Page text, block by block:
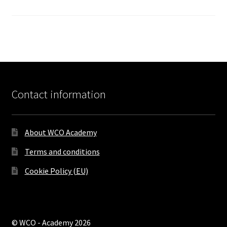
Contact information
About WCO Academy
Terms and conditions
Cookie Policy (EU)
© WCO - Academy 2026